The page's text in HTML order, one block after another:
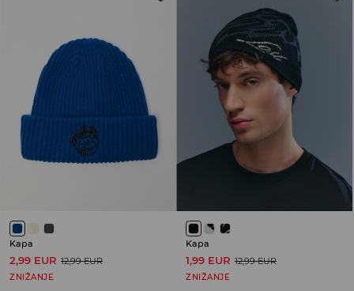
Kapa
2,99 EUR 12,99 EUR
ZNIŽANJE
Kapa
1,99 EUR 12,99 EUR
ZNIŽANJE